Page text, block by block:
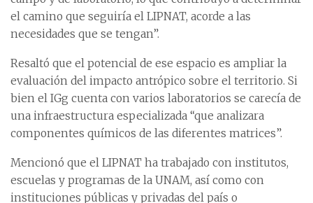
el camino que seguiría el LIPNAT, acorde a las
necesidades que se tengan”.
Resaltó que el potencial de ese espacio es ampliar la
evaluación del impacto antrópico sobre el territorio. Si
bien el IGg cuenta con varios laboratorios se carecía de
una infraestructura especializada “que analizara
componentes químicos de las diferentes matrices”.
Mencionó que el LIPNAT ha trabajado con institutos,
escuelas y programas de la UNAM, así como con
instituciones públicas y privadas del país o